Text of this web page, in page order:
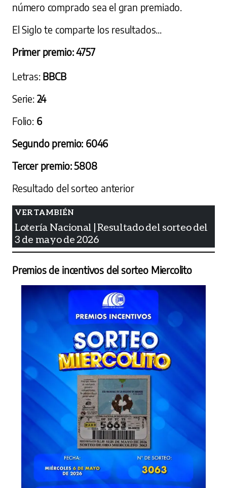
número comprado sea el gran premiado.
El Siglo te comparte los resultados...
Primer premio: 4757
Letras: BBCB
Serie: 24
Folio: 6
Segundo premio: 6046
Tercer premio: 5808
Resultado del sorteo anterior
Lotería Nacional | Resultado del sorteo del
3 de mayo de 2026
Premios de incentivos del sorteo Miercolito